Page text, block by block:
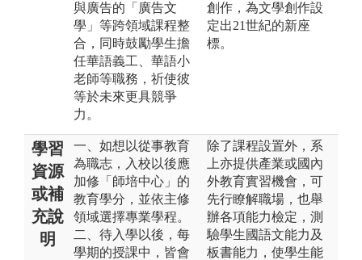
與廣告的「廣告文
學」等跨領域課程整
合，同時鼓勵學生擔
任華語義工、華語小
老師等職務，祈使彼
等於未來更具競爭
力。
創作，為文學創作設
定出21世紀的新座
標。
學習
資源
或補
充說
明
一、如想以從事教育
為職志，入校以後應
加修「師培中心」的
教育學分，並依主修
領域選擇專業學程。
二、待入學以後，每
學期的授課中，皆會
除了課程設置外，系
上亦提供產業或國內
外教育實習機會，可
先行瞭解職場，也舉
辦各項能力檢定，測
驗學生國語文能力及
板書能力，使學生能